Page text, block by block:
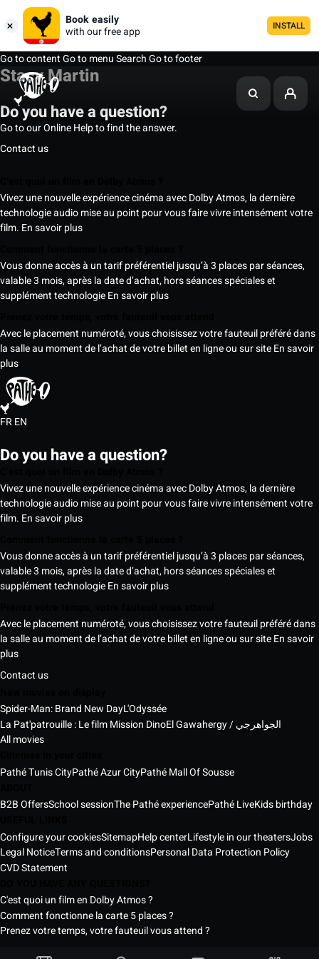
Book easily
with our free app
INSTALL
Go to contentGo to menuSearchGo to footer
Stacy Martin
Do you have a question?
Go to our Online Help to find the answer.
Contact us
Vivez une nouvelle expérience cinéma avec Dolby Atmos, la dernière
technologie audio mise au point pour vous faire vivre intensément votre
film. En savoir plus
Vous donne accès à un tarif préférentiel jusqu’à 3 places par séances,
valable 3 mois, après la date d’achat, hors séances spéciales et
supplément technologieEn savoir plus
Avec le placement numéroté, vous choisissez votre fauteuil préféré dans
la salle au moment de l’achat de votre billet en ligne ou sur siteEn savoir
plus
FREN
Do you have a question?
Vivez une nouvelle expérience cinéma avec Dolby Atmos, la dernière
technologie audio mise au point pour vous faire vivre intensément votre
film. En savoir plus
Vous donne accès à un tarif préférentiel jusqu’à 3 places par séances,
valable 3 mois, après la date d’achat, hors séances spéciales et
supplément technologieEn savoir plus
Avec le placement numéroté, vous choisissez votre fauteuil préféré dans
la salle au moment de l’achat de votre billet en ligne ou sur siteEn savoir
plus
Contact us
Spider-Man: Brand New DayL'Odyssée
La Pat'patrouille : Le film Mission Dino
El Gawahergy / الجواهرجي
All movies
Pathé Tunis CityPathé Azur CityPathé Mall Of Sousse
B2B OffersSchool sessionThe Pathé experiencePathé LiveKids birthday
Configure your cookiesSitemapHelp centerLifestyle in our theatersJobs
Legal NoticeTerms and conditionsPersonal Data Protection Policy
CVD Statement
C'est quoi un film en Dolby Atmos ?
Comment fonctionne la carte 5 places ?
Prenez votre temps, votre fauteuil vous attend ?